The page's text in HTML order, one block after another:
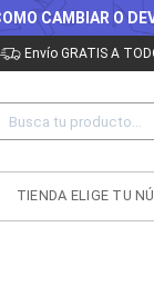
CAMBIAR O
Envío GRATIS A
TIENDA ELIGE TU